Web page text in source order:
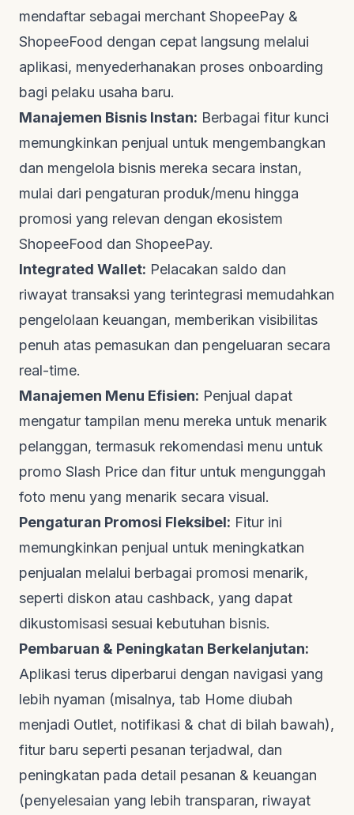
mendaftar sebagai merchant ShopeePay &
ShopeeFood dengan cepat langsung melalui
aplikasi, menyederhanakan proses onboarding
bagi pelaku usaha baru.
Manajemen Bisnis Instan: Berbagai fitur kunci
memungkinkan penjual untuk mengembangkan
dan mengelola bisnis mereka secara instan,
mulai dari pengaturan produk/menu hingga
promosi yang relevan dengan ekosistem
ShopeeFood dan ShopeePay.
Integrated Wallet: Pelacakan saldo dan
riwayat transaksi yang terintegrasi memudahkan
pengelolaan keuangan, memberikan visibilitas
penuh atas pemasukan dan pengeluaran secara
real-time.
Manajemen Menu Efisien: Penjual dapat
mengatur tampilan menu mereka untuk menarik
pelanggan, termasuk rekomendasi menu untuk
promo Slash Price dan fitur untuk mengunggah
foto menu yang menarik secara visual.
Pengaturan Promosi Fleksibel: Fitur ini
memungkinkan penjual untuk meningkatkan
penjualan melalui berbagai promosi menarik,
seperti diskon atau cashback, yang dapat
dikustomisasi sesuai kebutuhan bisnis.
Pembaruan & Peningkatan Berkelanjutan:
Aplikasi terus diperbarui dengan navigasi yang
lebih nyaman (misalnya, tab Home diubah
menjadi Outlet, notifikasi & chat di bilah bawah),
fitur baru seperti pesanan terjadwal, dan
peningkatan pada detail pesanan & keuangan
(penyelesaian yang lebih transparan, riwayat